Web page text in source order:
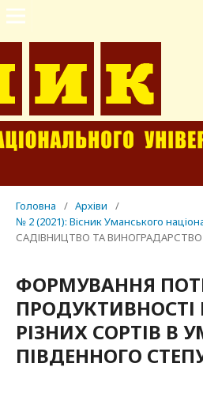
Головна / Архіви
/
№ 2 (2021): Вісник Уманського
САДІВНИЦТВО ТА ВИНОГРАДАРСТВО
ФОРМУВАННЯ
ПРОДУКТИВНОСТІ
РІЗНИХ СОРТІВ В
ПІВДЕННОГО